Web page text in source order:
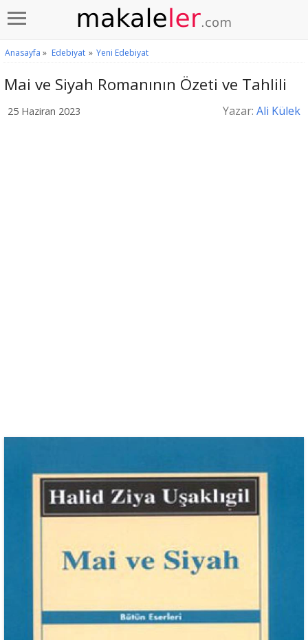
Anasayfa » Edebiyat » Yeni Edebiyat
Mai ve Siyah Romanının Özeti ve Tahlili
25 Haziran 2023 Yazar: Ali Külek